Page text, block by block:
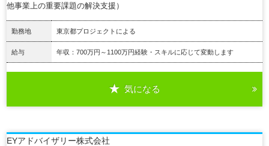
他事業上の重要課題の解決支援）
勤務地 東京都プロジェクトによる
給与 年収：700万円～1100万円経験・スキルに応じて変動します
気になる
EYアドバイザリー株式会社